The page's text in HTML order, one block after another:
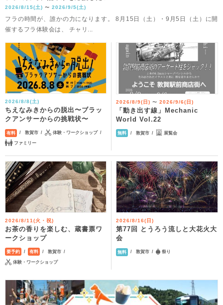
2026/8/15(土) 〜 2026/9/5(土)
フラの時間が、誰かの力になります。 8月15日（土）・9月5日（土）に開
催するフラ体験会は、 チャリ...
2026/8/8(土)
ちえなみきからの脱出〜ブラッ
クアンサーからの挑戦状〜
有料 敦賀市 体験・ワークショップ
ファミリー
2026/8/9(日) 〜 2026/9/6(日)
「動き出す線」Mechanic
World Vol.22
無料 敦賀市 展覧会
2026/8/11(火・祝)
お茶の香りを楽しむ、蔵書票ワ
ークショップ
要予約 有料 敦賀市
体験・ワークショップ
2026/8/16(日)
第77回 とうろう流しと大花火大
会
無料 敦賀市 祭り